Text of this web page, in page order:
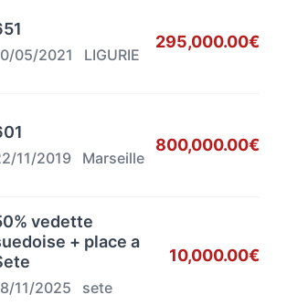
05/2021 LIGURIE
295,000.00€
11/2019 Marseille
800,000.00€
vedette
+ place a
11/2025 sete
10,000.00€